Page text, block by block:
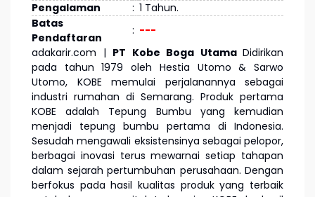
Pengalaman
: 1 Tahun.
Batas
Pendaftaran
: ---
adakarir.com | PT Kobe Boga Utama Didirikan
pada tahun 1979 oleh Hestia Utomo & Sarwo
Utomo, KOBE memulai perjalanannya sebagai
industri rumahan di Semarang. Produk pertama
KOBE adalah Tepung Bumbu yang kemudian
menjadi tepung bumbu pertama di Indonesia.
Sesudah mengawali eksistensinya sebagai pelopor,
berbagai inovasi terus mewarnai setiap tahapan
dalam sejarah pertumbuhan perusahaan. Dengan
berfokus pada hasil kualitas produk yang terbaik